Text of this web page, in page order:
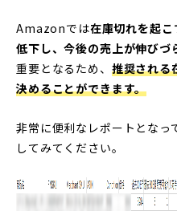
Amazonでは在庫切れを起
低下し、今後の売上が伸びづ
重要となるため、 推奨される
決めることができます。
非常に便利なレポートとなっ
してみてください。